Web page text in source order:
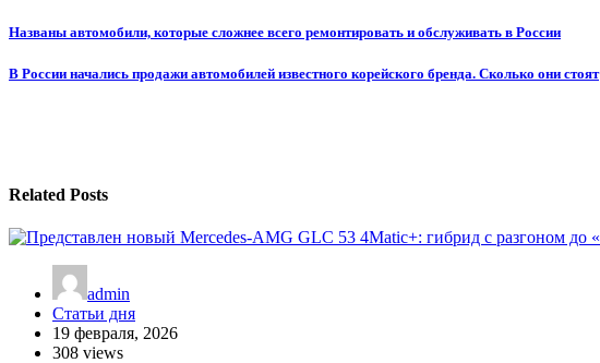
Навигация
по
Названы автомобили, которые сложнее всего ремонтировать и обслуживать в России
В России начались продажи автомобилей известного корейского бренда. Сколько они стоят
Related Posts
admin
Статьи дня
19 февраля, 2026
308 views